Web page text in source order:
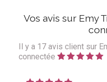
Vos avis sur Emy
Il y a 17 avis client sur
connectée